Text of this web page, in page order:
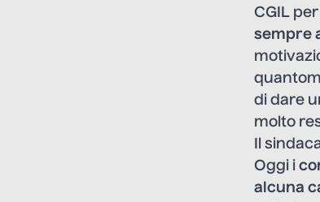
CGIL
sempre
di dare
molto
Il
Oggi i
alcuna